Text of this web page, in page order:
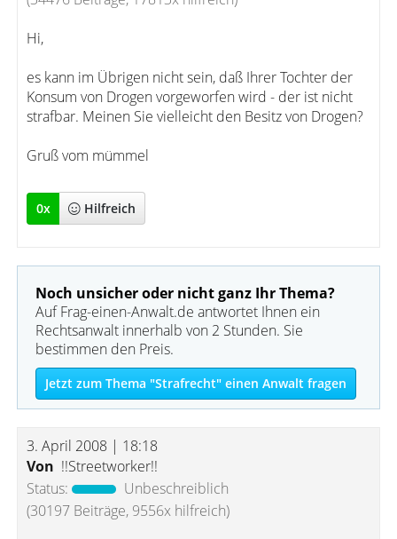
Hi,
es kann im Übrigen nicht sein, daß Ihrer Tochter der
Konsum von Drogen vorgeworfen wird - der ist nicht
strafbar. Meinen Sie vielleicht den Besitz von Drogen?
Gruß vom mümmel
0x Hilfreich
Noch unsicher oder nicht ganz Ihr Thema?
Auf Frag-einen-Anwalt.de antwortet Ihnen ein
Rechtsanwalt innerhalb von 2 Stunden. Sie
bestimmen den Preis.
Jetzt zum Thema "Strafrecht" einen Anwalt fragen
3. April 2008 | 18:18
Von !!Streetworker!!
Status:
Unbeschreiblich
(30197 Beiträge, 9556x hilfreich)